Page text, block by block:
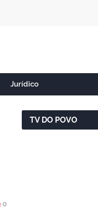
Jurídico
0
TV DO POVO